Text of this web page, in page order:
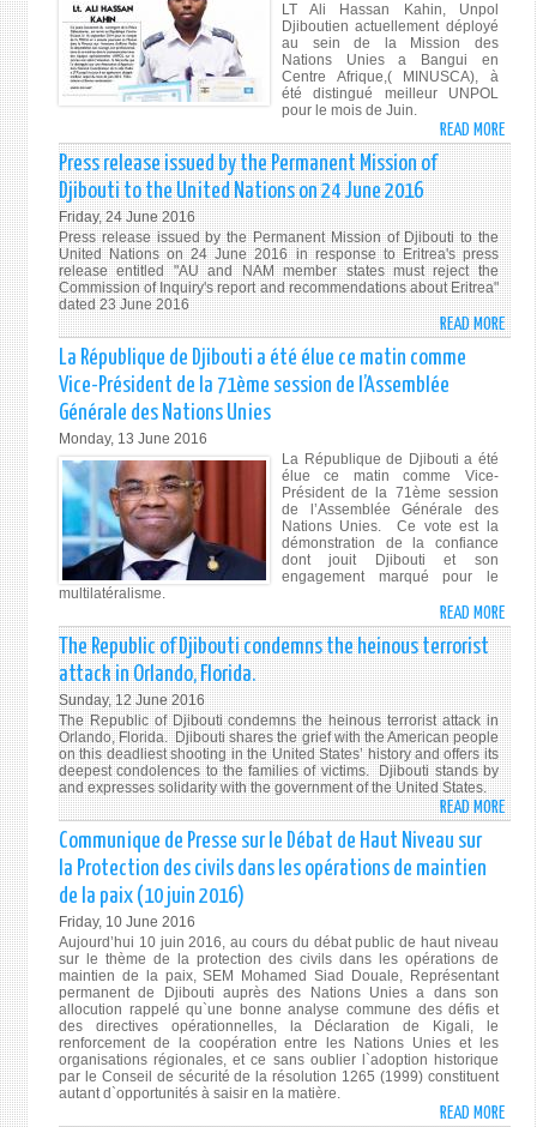
LT Ali Hassan Kahin, Unpol
Djiboutien actuellement déployé
au sein de la Mission des
Nations Unies a Bangui en
Centre Afrique,( MINUSCA), à
été distingué meilleur UNPOL
pour le mois de Juin.
READ MORE
LT
ALI
(
À
ÉTÉ
POUR
Press release issued by the Permanent Mission of
Djibouti to the United Nations on 24 June 2016
Friday, 24 June 2016
Press release issued by the Permanent Mission of Djibouti to the
United Nations on 24 June 2016 in response to Eritrea's press
release entitled "AU and NAM member states must reject the
Commission of Inquiry's report and recommendations about Eritrea"
dated 23 June 2016
READ MORE
ON
24
JUNE
2016
La République de Djibouti a été élue ce matin comme
Vice-Président de la 71ème session de l’Assemblée
Générale des Nations Unies
Monday, 13 June 2016
La République de Djibouti a été
élue ce matin comme Vice-
Président de la 71ème session
de l’Assemblée Générale des
Nations Unies. Ce vote est la
démonstration de la confiance
dont jouit Djibouti et son
engagement marqué pour le
multilatéralisme.
READ MORE
LA
DE
A
ÉTÉ
ÉLUE
CE
The Republic of Djibouti condemns the heinous terrorist
attack in Orlando, Florida.
Sunday, 12 June 2016
The Republic of Djibouti condemns the heinous terrorist attack in
Orlando, Florida. Djibouti shares the grief with the American people
on this deadliest shooting in the United States’ history and offers its
deepest condolences to the families of victims. Djibouti stands by
and expresses solidarity with the government of the United States.
READ MORE
Communique de Presse sur le Débat de Haut Niveau sur
la Protection des civils dans les opérations de maintien
de la paix (10 juin 2016)
Friday, 10 June 2016
Aujourd’hui 10 juin 2016, au cours du débat public de haut niveau
sur le thème de la protection des civils dans les opérations de
maintien de la paix, SEM Mohamed Siad Douale, Représentant
permanent de Djibouti auprès des Nations Unies a dans son
allocution rappelé qu`une bonne analyse commune des défis et
des directives opérationnelles, la Déclaration de Kigali, le
renforcement de la coopération entre les Nations Unies et les
organisations régionales, et ce sans oublier l`adoption historique
par le Conseil de sécurité de la résolution 1265 (1999) constituent
autant d`opportunités à saisir en la matière.
READ MORE